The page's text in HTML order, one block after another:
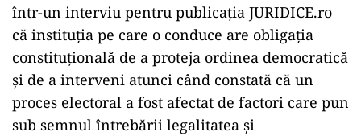
într-un interviu pentru publicația JURIDICE.ro
că instituția pe care o conduce are obligația
constituțională de a proteja ordinea democratică
și de a interveni atunci când constată că un
proces electoral a fost afectat de factori care pun
sub semnul întrebării legalitatea și